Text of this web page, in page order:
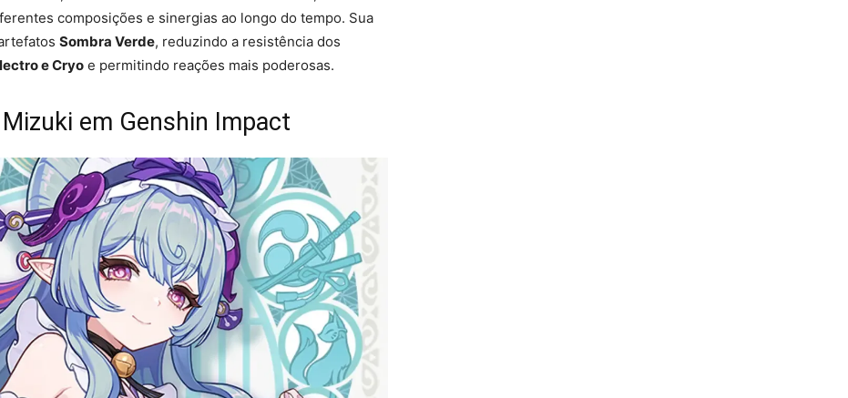
composições e sinergias ao longo do tempo. Sua
Sombra Verde, reduzindo a resistência dos
e Cryo e permitindo reações mais poderosas.
em Genshin Impact